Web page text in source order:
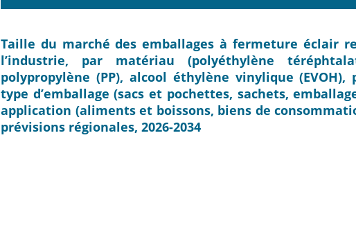
Taille du marché des emballages à fermeture éclair
l’industrie, par matériau (polyéthylène
polypropylène (PP), alcool éthylène vinylique
type d’emballage (sacs et pochettes, sachets,
application (aliments et boissons, biens de
prévisions régionales, 2026-2034